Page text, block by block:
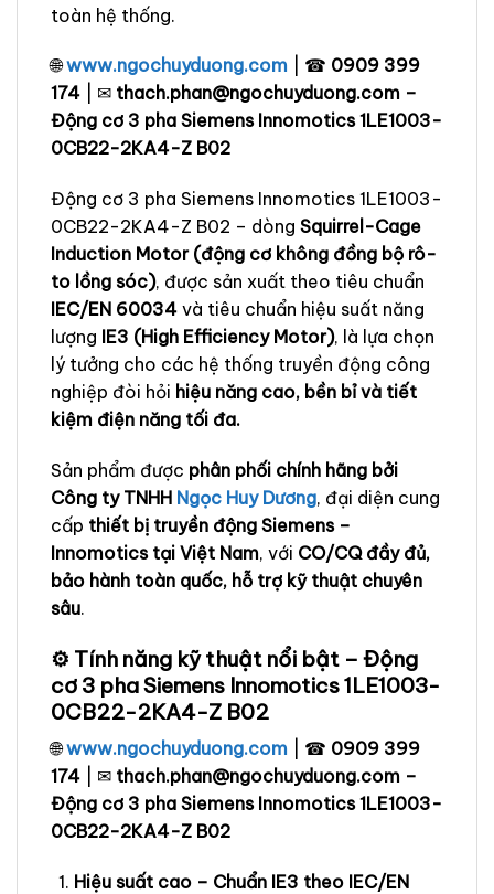
toàn hệ thống.
🌐 www.ngochuyduong.com | ☎ 0909 399
174 | ✉ thach.phan@ngochuyduong.com –
Động cơ 3 pha Siemens Innomotics 1LE1003-
0CB22-2KA4-Z B02
Động cơ 3 pha Siemens Innomotics 1LE1003-
0CB22-2KA4-Z B02 – dòng Squirrel-Cage
Induction Motor (động cơ không đồng bộ rô-
to lồng sóc), được sản xuất theo tiêu chuẩn
IEC/EN 60034 và tiêu chuẩn hiệu suất năng
lượng IE3 (High Efficiency Motor), là lựa chọn
lý tưởng cho các hệ thống truyền động công
nghiệp đòi hỏi hiệu năng cao, bền bỉ và tiết
kiệm điện năng tối đa.
Sản phẩm được phân phối chính hãng bởi
Công ty TNHH Ngọc Huy Dương, đại diện cung
cấp thiết bị truyền động Siemens –
Innomotics tại Việt Nam, với CO/CQ đầy đủ,
bảo hành toàn quốc, hỗ trợ kỹ thuật chuyên
sâu.
⚙️ Tính năng kỹ thuật nổi bật – Động
cơ 3 pha Siemens Innomotics 1LE1003-
0CB22-2KA4-Z B02
🌐 www.ngochuyduong.com | ☎ 0909 399
174 | ✉ thach.phan@ngochuyduong.com –
Động cơ 3 pha Siemens Innomotics 1LE1003-
0CB22-2KA4-Z B02
Hiệu suất cao – Chuẩn IE3 theo IEC/EN